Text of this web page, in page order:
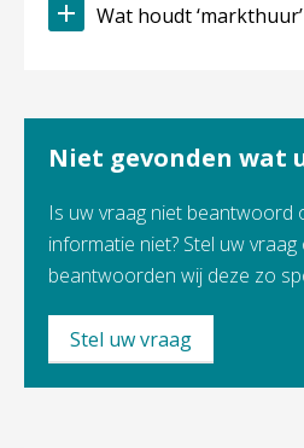
Wat houdt
Niet gevonden wat
Is uw vraag niet beantwoord
informatie niet? Stel uw vraag
beantwoorden wij deze zo
Stel uw vraag